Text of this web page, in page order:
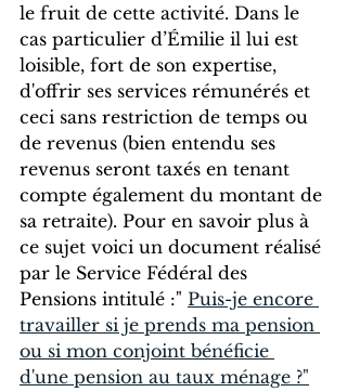
le fruit de cette activité. Dans le
cas particulier d’Émilie il lui est
loisible, fort de son expertise,
d'offrir ses services rémunérés et
ceci sans restriction de temps ou
de revenus (bien entendu ses
revenus seront taxés en tenant
compte également du montant de
sa retraite). Pour en savoir plus à
ce sujet voici un document réalisé
par le Service Fédéral des
Pensions intitulé :" Puis-je encore
travailler si je prends ma pension
ou si mon conjoint bénéficie
d'une pension au taux ménage ?"